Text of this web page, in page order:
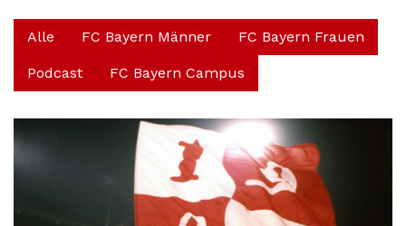
Alle FC Bayern Männer FC Bayern Frauen
Podcast FC Bayern Campus